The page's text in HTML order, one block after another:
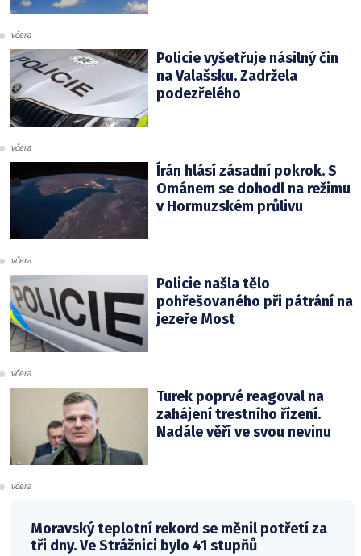
včera
Policie vyšetřuje násilný čin
na Valašsku. Zadržela
podezřelého
včera
Írán hlásí zásadní pokrok. S
Ománem se dohodl na režimu
v Hormuzském průlivu
včera
Policie našla tělo
pohřešovaného při pátrání na
jezeře Most
včera
Turek poprvé reagoval na
zahájení trestního řízení.
Nadále věří ve svou nevinu
včera
Moravský teplotní rekord se měnil potřetí za
tři dny. Ve Strážnici bylo 41 stupňů